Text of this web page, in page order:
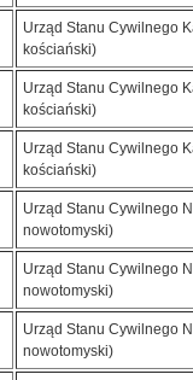
Urząd Stanu Cywilnego
kościański)
Urząd Stanu Cywilnego
kościański)
Urząd Stanu Cywilnego
kościański)
Urząd Stanu Cywilnego
nowotomyski)
Urząd Stanu Cywilnego
nowotomyski)
Urząd Stanu Cywilnego
nowotomyski)